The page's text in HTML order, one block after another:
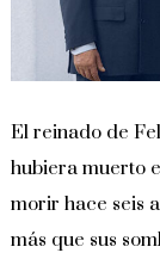
El reinado de
hubiera muerto
morir hace seis
más que sus